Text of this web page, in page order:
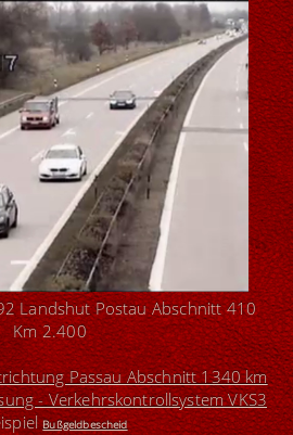
Landshut Postau Abschnitt 410
Km 2.400
Passau Abschnitt 1340 km
- Verkehrskontrollsystem VKS3
Bußgeldbescheid